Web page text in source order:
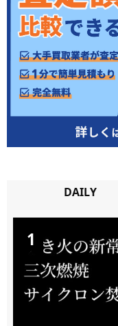
DAILY